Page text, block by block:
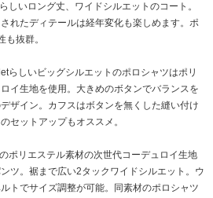
しいロング丈、ワイドシルエットのコート。
れたディテールは経年変化も楽しめます。ポ
抜群。
らしいビッグシルエットのポロシャツはポリ
イ生地を使用。大きめのボタンでバランスを
ザイン。カフスはボタンを無くした縫い付け
セットアップもオススメ。
ポリエステル素材の次世代コーデュロイ生地
ツ。裾まで広い2タックワイドシルエット。ウ
トでサイズ調整が可能。同素材のポロシャツ